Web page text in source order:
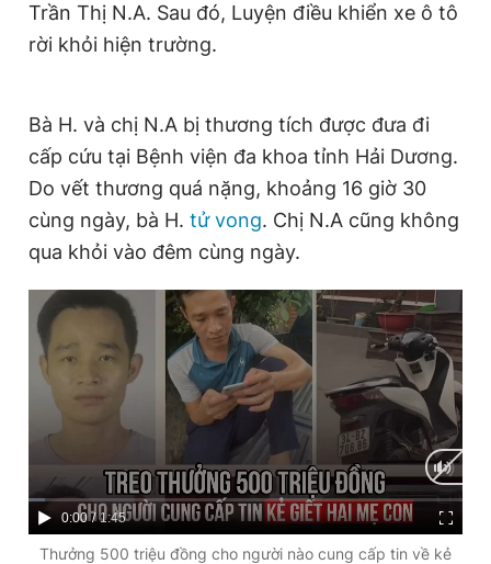
Trần Thị N.A. Sau đó, Luyện điều khiển xe ô tô
rời khỏi hiện trường.
Bà H. và chị N.A bị thương tích được đưa đi
cấp cứu tại Bệnh viện đa khoa tỉnh Hải Dương.
Do vết thương quá nặng, khoảng 16 giờ 30
cùng ngày, bà H. tử vong. Chị N.A cũng không
qua khỏi vào đêm cùng ngày.
C
u
0:00 / D
u
1:45
Thưởng 500 triệu đồng cho người nào cung cấp tin về kẻ